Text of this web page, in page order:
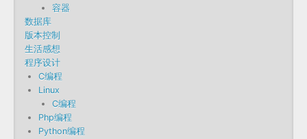
容器
数据库
版本控制
生活感想
程序设计
C编程
Linux
C编程
Php编程
Python编程